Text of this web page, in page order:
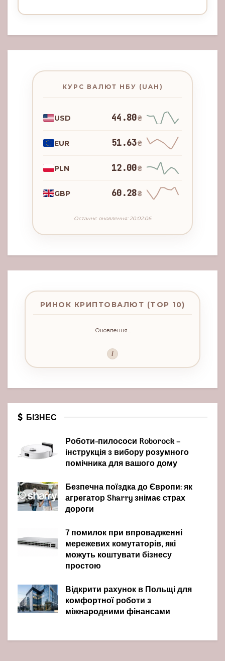
КУРС ВАЛЮТ НБУ (UAH)
USD 44.80₴
EUR 51.63₴
PLN 12.00₴
GBP 60.28₴
Останнє оновлення: 20:02:06
РИНОК КРИПТОВАЛЮТ (TOP 10)
Оновлення...
i
БІЗНЕС
Роботи-пилососи Roborock –
інструкція з вибору розумного
помічника для вашого дому
Безпечна поїздка до Європи: як
агрегатор Sharry знімає страх
дороги
7 помилок при впровадженні
мережевих комутаторів, які
можуть коштувати бізнесу
простою
Відкрити рахунок в Польщі для
комфортної роботи з
міжнародними фінансами